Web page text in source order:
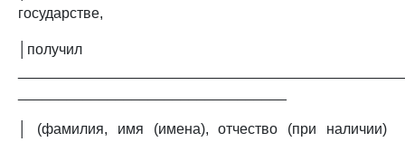
государстве,
│получил
│ (фамилия, имя (имена), отчество (при наличии)